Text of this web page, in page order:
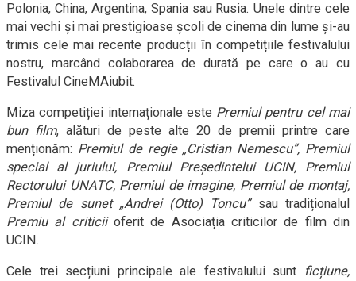
Polonia, China, Argentina, Spania sau Rusia. Unele dintre cele
mai vechi și mai prestigioase școli de cinema din lume și-au
trimis cele mai recente producții în competițiile festivalului
nostru, marcând colaborarea de durată pe care o au cu
Festivalul CineMAiubit.
Miza competiției internaționale este Premiul pentru cel mai
bun film, alături de peste alte 20 de premii printre care
menționăm: Premiul de regie „Cristian Nemescu”, Premiul
special al juriului, Premiul Președintelui UCIN, Premiul
Rectorului UNATC, Premiul de imagine, Premiul de montaj,
Premiul de sunet „Andrei (Otto) Toncu”sau tradiționalul
Premiu al criticiioferit de Asociația criticilor de film din
UCIN.
Cele trei secțiuni principale ale festivalului sunt ficțiune,